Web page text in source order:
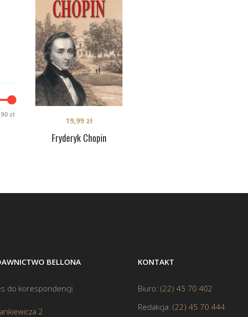
Fryderyk Chopin
19,99 zł
zł
BELLONA
do korespondencji
2
KONTAKT
Biuro: (22) 45 70 402
Redakcja: (22) 45 70 444